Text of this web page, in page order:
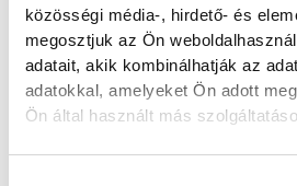
közösségi média-, hirdető- és
megosztjuk az Ön
adatait, akik kombinálhatják az
adatokkal, amelyeket Ön adott
Ön által használt más